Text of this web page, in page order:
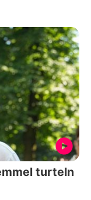
turteln